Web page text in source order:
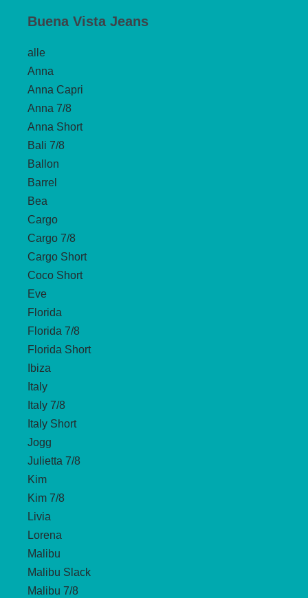
Buena Vista Jeans
alle
Anna
Anna Capri
Anna 7/8
Anna Short
Bali 7/8
Ballon
Barrel
Bea
Cargo
Cargo 7/8
Cargo Short
Coco Short
Eve
Florida
Florida 7/8
Florida Short
Ibiza
Italy
Italy 7/8
Italy Short
Jogg
Julietta 7/8
Kim
Kim 7/8
Livia
Lorena
Malibu
Malibu Slack
Malibu 7/8